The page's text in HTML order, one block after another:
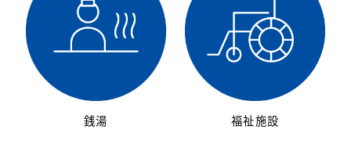
銭湯 福祉施設